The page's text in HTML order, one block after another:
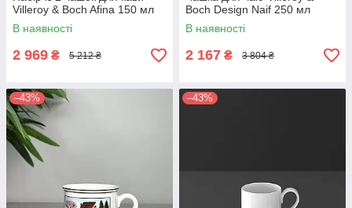
Villeroy & Boch Afina 150 мл
В наявності
2 969 ₴ 5 212 ₴
Boch Design Naif 250 мл
В наявності
2 167 ₴ 3 804 ₴
–43% –43%